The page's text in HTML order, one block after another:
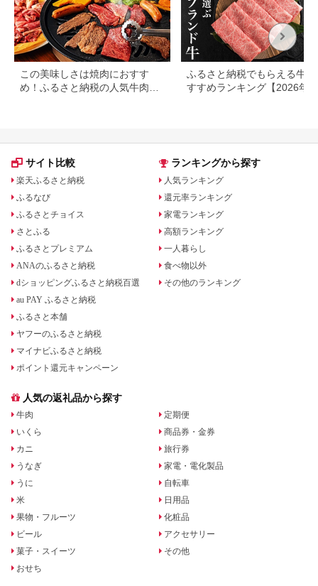
この美味しさは焼肉におすす
め！ふるさと納税の人気牛肉還
ふるさと納税でもらえる牛肉
すすめランキング【2026年
サイト比較
楽天ふるさと納税
ふるなび
ふるさとチョイス
さとふる
ふるさとプレミアム
ANAのふるさと納税
dショッピングふるさと納税百選
au PAY ふるさと納税
ふるさと本舗
ヤフーのふるさと納税
マイナビふるさと納税
ポイント還元キャンペーン
ランキングから探す
人気ランキング
還元率ランキング
家電ランキング
高額ランキング
一人暮らし
食べ物以外
その他のランキング
人気の返礼品から探す
牛肉
いくら
カニ
うなぎ
うに
米
果物・フルーツ
ビール
菓子・スイーツ
おせち
定期便
商品券・金券
旅行券
家電・電化製品
自転車
日用品
化粧品
アクセサリー
その他